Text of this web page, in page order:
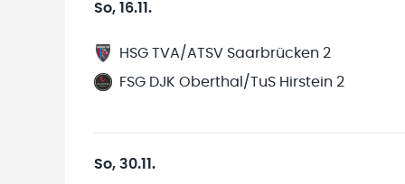
So, 16.11.
HSG TVA/ATSV Saarbrücken 2
FSG DJK Oberthal/TuS Hirstein 2
So, 30.11.